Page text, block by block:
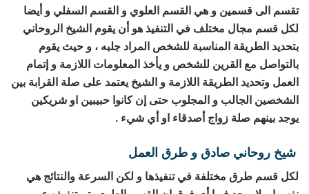
تقسم الى قسمين و هي القسم العلوي و القسم السفلي و أيضا
لكل قسم مجال مختلف في التنفيذ هو أن يقوم الشيخ الروحاني
بتحديد الطريقة المناسبة للشخص المراد جلبه ، و حيث يقوم
بالتواصل مع القرين للشخص و يأخذ المعلومات اللازمة و إتمام
العمل وتحديد الطريقة اللازمة و الشيخ يعتمد على صلة القرابة بين
الشخصين الجالب و المجلوب حتى إن كانوا حبيبين او شريكين
يوجد بينهم صلة زواج أصدقاء او أي شيء .
شيخ روحاني صادق و طرق العمل
لكل قسم طرق مختلفة في تنفيذها و لكن السرعة والنتائج هي